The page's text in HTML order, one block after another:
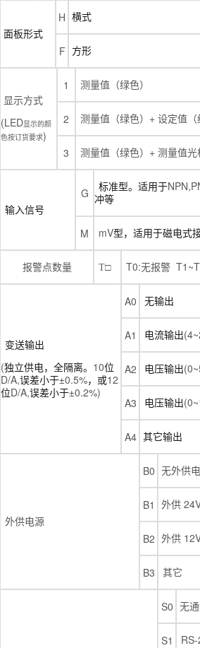
面板形式
H 横式
F 方形
显示方式
(LED显示的颜
色按订货要求)
1 测量值（绿色）
2 测量值（绿色） + 设定值（
3 测量值（绿色） + 测量值光
输入信号
G 标准型。适用于
冲等
M mV型，适用于磁电式
报警点数量 T□ T0:无报警
变送输出
(独立供电，全隔离。 10位
D/A,误差小于±0.5%，或12
位D/A,误差小于±0.2%)
A0 无输出
A1 电流输出
A2 电压输出
A3 电压输出
A4 其它输出
外供电源
B0 无外供
B1 外供
B2 外供
B3 其它
S0 无
S1